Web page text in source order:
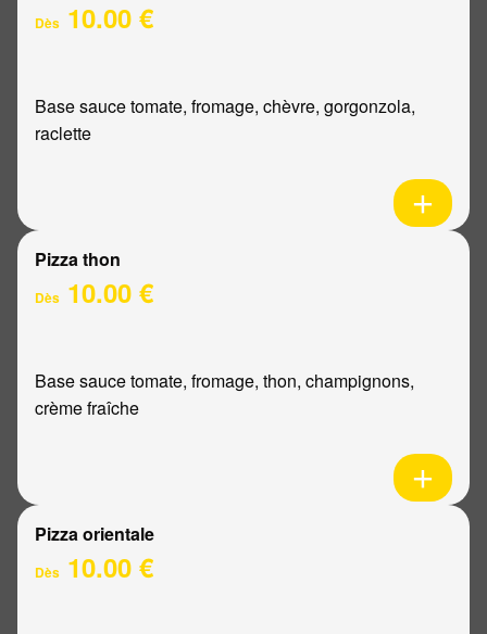
Dès 10.00 €
Base sauce tomate, fromage, chèvre, gorgonzola,
raclette
Pizza thon
Dès 10.00 €
Base sauce tomate, fromage, thon, champignons,
crème fraîche
Pizza orientale
Dès 10.00 €